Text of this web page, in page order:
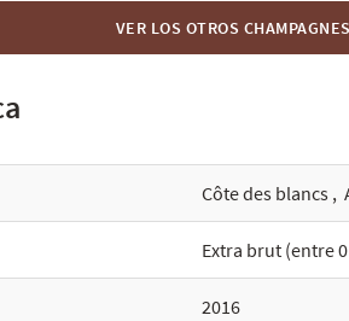
VER LOS OTROS
Côte des blancs ,
Extra brut (entre
2016